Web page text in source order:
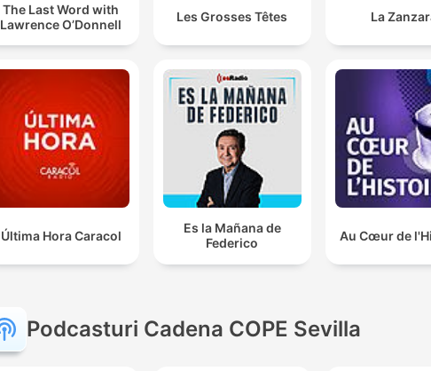
The Last Word with
Lawrence O’Donnell
Les Grosses Têtes La
Última Hora Caracol
Es la Mañana de
Federico
Au Cœur de
Podcasturi Cadena COPE Sevilla